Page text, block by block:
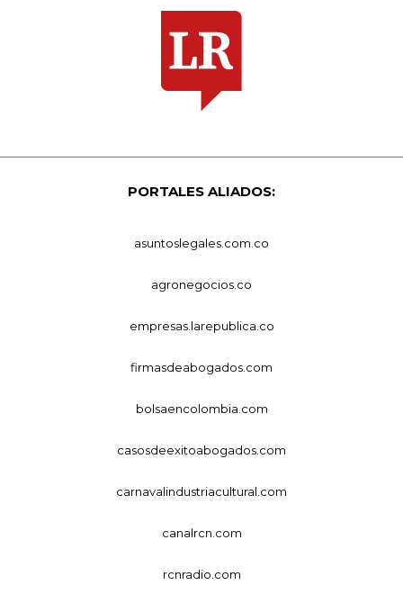
PORTALES ALIADOS:
asuntoslegales.com.co
agronegocios.co
empresas.larepublica.co
firmasdeabogados.com
bolsaencolombia.com
casosdeexitoabogados.com
carnavalindustriacultural.com
canalrcn.com
rcnradio.com